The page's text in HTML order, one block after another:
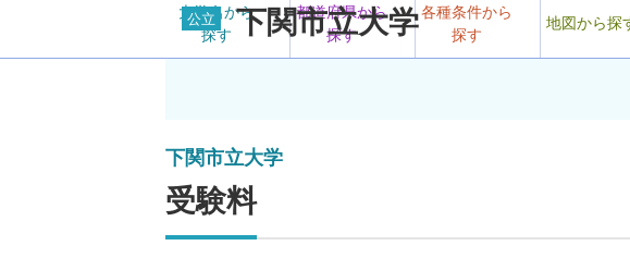
大学名から
探す
都道府県から
探す
各種条件から
探す
地図から探
公立 下関市立大学
下関市立大学
受験料